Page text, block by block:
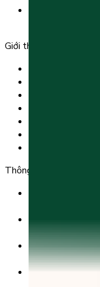
Giới thiệu
Thông tin chuyển khoản
8325 223 188
Chủ tài khoản:
CÔNG TY
Nội dung chuyển